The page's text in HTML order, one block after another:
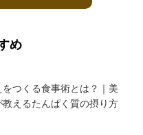
め
をつくる食事術とは？｜美
えるたんぱく質の摂り方